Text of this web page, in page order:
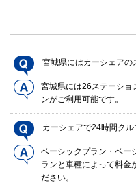
宮城県にはカーシェアの
宮城県には26ステーショ
ンがご利用可能です。
カーシェアで24時間ク
ベーシックプラン・ベー
ランと車種によって料金
ださい。